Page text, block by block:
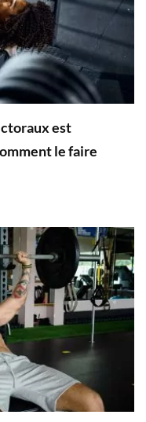
est
le faire